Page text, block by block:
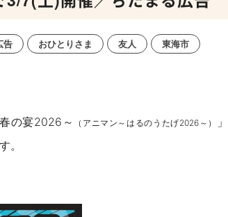
告 おひとりさま 友人 東海市
の宴2026～ （アニマン～はるのうたげ2026～）
」
。